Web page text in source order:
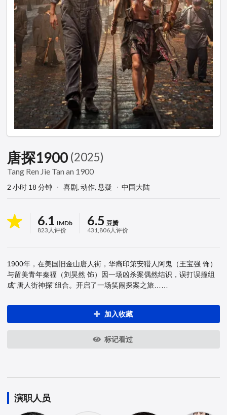
唐探1900 (2025)
Tang Ren Jie Tan an 1900
2 小时 18 分钟 喜剧, 动作, 悬疑 中国大陆
6.1 IMDb
823人评价
6.5 豆瓣
431,806人评价
1900年，在美国旧金山唐人街，华裔印第安猎人阿鬼（王宝强 饰）
与留美青年秦福（刘昊然 饰）因一场凶杀案偶然结识，误打误撞组
成“唐人街神探”组合。开启了一场笑闹探案之旅……
加入收藏
标记看过
演职人员